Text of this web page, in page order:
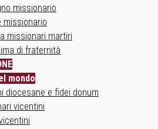
missionario
missionario
missionari martiri
di fraternità
mondo
diocesane e fidei donum
vicentini